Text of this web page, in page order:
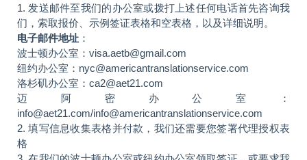
1. 发送邮件至我们的办公室或拨打上述任何电话首先咨询我
们，索取报价、示例签证表格和空表格，以及详细说明。
电子邮件地址 ：
波士顿办公室：visa.aetb@gmail.com
纽约办公室：nyc@americantranslationservice.com
洛杉矶办公室：ca2@aet21.com
迈阿密办公室：
info@aet21.com/info@americantranslationservice.com
2. 填写信息收集表格并付款，我们还需要您签署代理授权表
格